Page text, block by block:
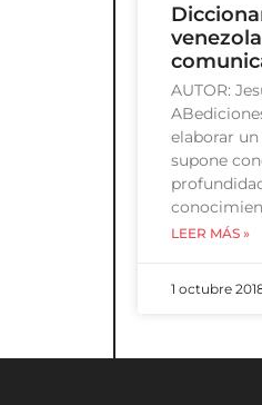
AUTOR:
elaborar
supone
LEER MÁS »
1 octubre